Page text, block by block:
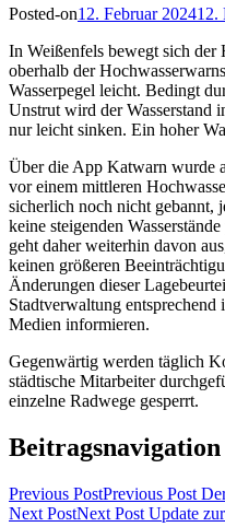
Posted-on12. Februar 202412.
In Weißenfels bewegt sich der
oberhalb der
Wasserpegel leicht. Bedingt
Unstrut wird der Wasserstand
nur leicht sinken. Ein hoher
Über die App Katwarn wurde
vor einem mittleren
sicherlich noch nicht gebannt,
keine steigenden
geht daher weiterhin davon
keinen größeren
Änderungen dieser
Stadtverwaltung entsprechend
Medien informieren.
Gegenwärtig werden täglich
städtische Mitarbeiter
einzelne Radwege gesperrt.
Beitragsnavigation
Previous PostPrevious Post
Next PostNext Post Update